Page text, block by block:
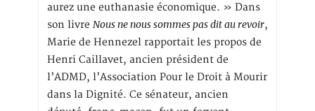
aurez une euthanasie économique. » Dans
son livre Nous ne nous sommes pas dit au revoir,
Marie de Hennezel rapportait les propos de
Henri Caillavet, ancien président de
l’ADMD, l’Association Pour le Droit à Mourir
dans la Dignité. Ce sénateur, ancien